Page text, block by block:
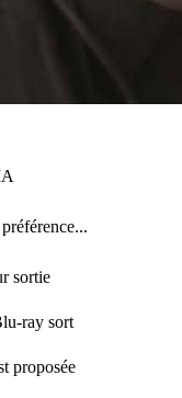
sortie
ray sort
proposée